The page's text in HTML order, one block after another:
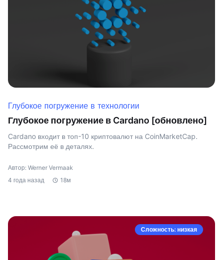
Глубокое погружение в технологии
Глубокое погружение в Cardano [обновлено]
Cardano входит в топ-10 криптовалют на CoinMarketCap.
Рассмотрим её в деталях.
Автор: Werner Vermaak
4 года назад
18м
Сложность: низкая